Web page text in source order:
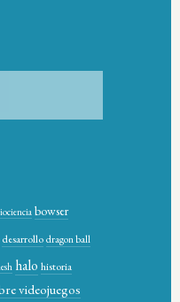
bowser
desarrollodragon ball
halo historia
videojuegos